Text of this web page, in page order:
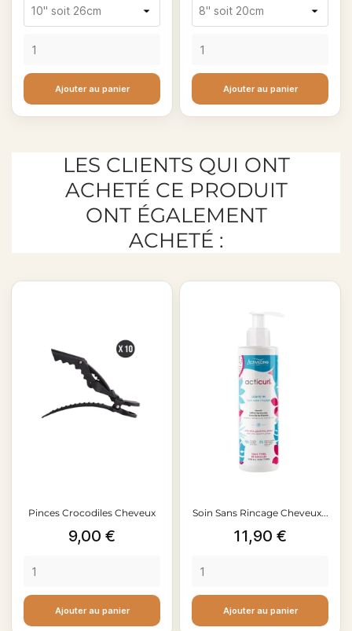
Ajouter au panier Ajouter au panier
LES CLIENTS QUI ONT
ACHETÉ CE PRODUIT
ONT ÉGALEMENT
ACHETÉ :
Pinces Crocodiles Cheveux
Prix
9,00 €
Ajouter au panier
Soin Sans Rincage Cheveux...
Prix
11,90 €
Ajouter au panier